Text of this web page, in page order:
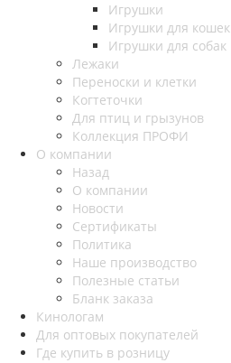
Игрушки
Игрушки для кошек
Игрушки для собак
Лежаки
Переноски и клетки
Когтеточки
Для птиц и грызунов
Коллекция ПРОФИ
О компании
Назад
О компании
Новости
Сертификаты
Политика
Наше производство
Полезные статьи
Бланк заказа
Кинологам
Для оптовых покупателей
Где купить в розницу